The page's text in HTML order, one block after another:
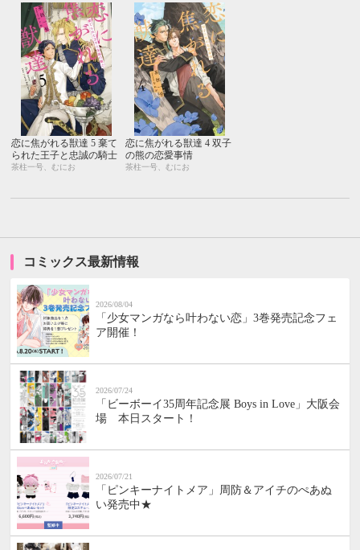
恋に焦がれる獣達 5 棄て
られた王子と忠誠の騎士
茶柱一号、むにお
恋に焦がれる獣達 4 双子
の熊の恋愛事情
茶柱一号、むにお
コミックス最新情報
2026/08/04
「少女マンガなら叶わない恋」3巻発売記念フェ
ア開催！
2026/07/24
「ビーボーイ35周年記念展 Boys in Love」大阪会
場 本日スタート！
2026/07/21
「ピンキーナイトメア」周防＆アイチのぺあぬ
い発売中★